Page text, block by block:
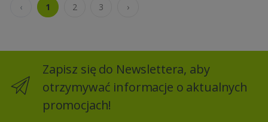
‹ 1 2 3 ›
Zapisz się do Newslettera, aby
otrzymywać informacje o aktualnych
promocjach!